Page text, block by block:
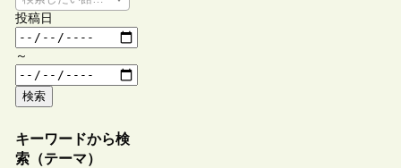
投稿日
～
検索
キーワードから検
索（テーマ）